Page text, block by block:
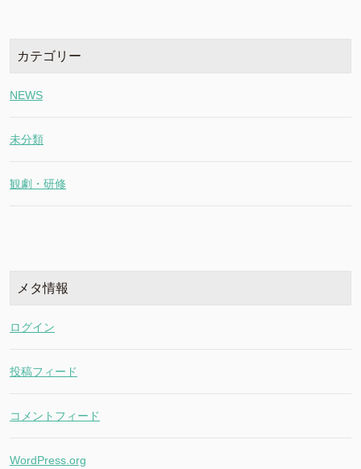
カテゴリー
NEWS
未分類
観劇・研修
メタ情報
ログイン
投稿フィード
コメントフィード
WordPress.org